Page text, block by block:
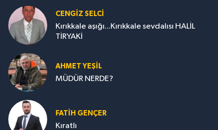
CENGİZ SELCİ
Kırıkkale aşığı...Kırıkkale sevdalısı HALİL
TİRYAKİ
AHMET YEŞİL
MÜDÜR NERDE?
FATIH GENÇER
Kıratlı